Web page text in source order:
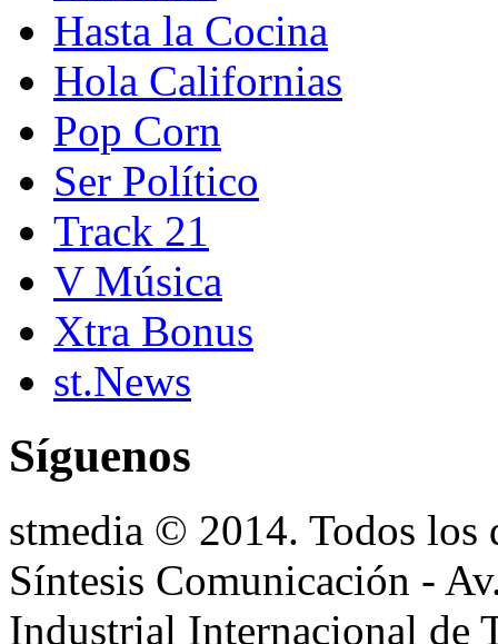
Hasta la Cocina
Hola Californias
Pop Corn
Ser Político
Track 21
V Música
Xtra Bonus
st.News
Síguenos
stmedia © 2014. Todos los
Síntesis Comunicación -
Industrial Internacional de